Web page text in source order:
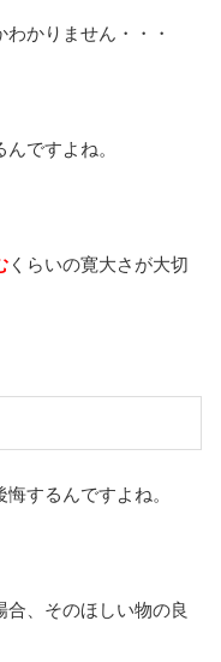
かりません・・・
ですよね。
くらいの寛大さが大切
するんですよね。
、そのほしい物の良